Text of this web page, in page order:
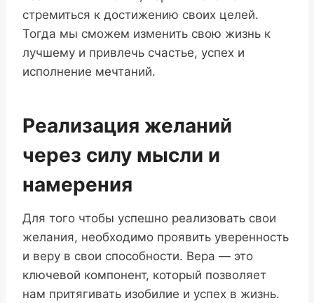
стремиться к достижению своих целей.
Тогда мы сможем изменить свою жизнь к
лучшему и привлечь счастье, успех и
исполнение мечтаний.
Реализация желаний
через силу мысли и
намерения
Для того чтобы успешно реализовать свои
желания, необходимо проявить уверенность
и веру в свои способности. Вера — это
ключевой компонент, который позволяет
нам притягивать изобилие и успех в жизнь.